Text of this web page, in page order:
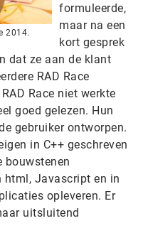
2014.
formuleerde,
maar na een
kort gesprek
dat ze aan de klant
RAD Race
Race niet werkte
goed gelezen. Hun
gebruiker ontworpen.
in C++ geschreven
bouwstenen
html, Javascript en in
opleveren. Er
uitsluitend